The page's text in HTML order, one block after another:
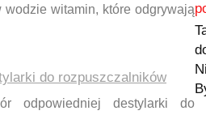
witamin, które odgrywają
do rozpuszczalników
odpowiedniej destylarki do